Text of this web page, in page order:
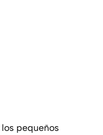
pequeños